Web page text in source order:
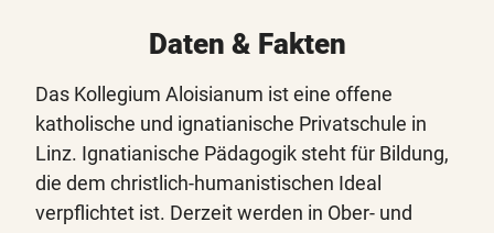
Daten & Fakten
Das Kollegium Aloisianum ist eine offene
katholische und ignatianische Privatschule in
Linz. Ignatianische Pädagogik steht für Bildung,
die dem christlich-humanistischen Ideal
verpflichtet ist. Derzeit werden in Ober- und